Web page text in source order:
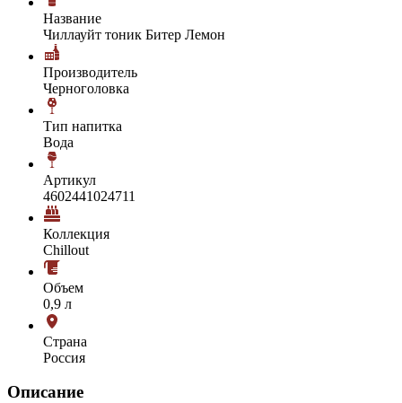
Название
Чиллауйт тоник Битер Лемон
Производитель
Черноголовка
Тип напитка
Вода
Артикул
4602441024711
Коллекция
Chillout
Объем
0,9 л
Страна
Россия
Описание